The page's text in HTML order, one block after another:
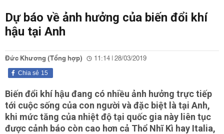
Dự báo về ảnh hưởng của biến đổi khí
hậu tại Anh
Đức Khương (Tổng hợp) 11:14 | 28/03/2019
15
Chia sẻ
Biến đổi khí hậu đang có nhiều ảnh hưởng trực tiếp
tới cuộc sống của con người và đặc biệt là tại Anh,
khi mức tăng của nhiệt độ tại quốc gia này liên tục
được cảnh báo còn cao hơn cả Thổ Nhĩ Kì hay Italia,